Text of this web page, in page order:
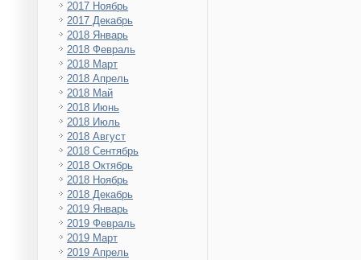
2017 Ноябрь
2017 Декабрь
2018 Январь
2018 Февраль
2018 Март
2018 Апрель
2018 Май
2018 Июнь
2018 Июль
2018 Август
2018 Сентябрь
2018 Октябрь
2018 Ноябрь
2018 Декабрь
2019 Январь
2019 Февраль
2019 Март
2019 Апрель